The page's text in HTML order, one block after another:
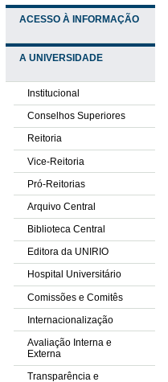
ACESSO À INFORMAÇÃO
A UNIVERSIDADE
Institucional
Conselhos Superiores
Reitoria
Vice-Reitoria
Pró-Reitorias
Arquivo Central
Biblioteca Central
Editora da UNIRIO
Hospital Universitário
Comissões e Comitês
Internacionalização
Avaliação Interna e
Externa
Transparência e